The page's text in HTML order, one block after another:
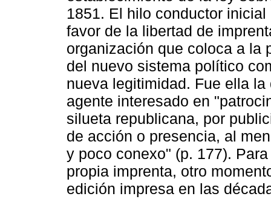
1851. El hilo conductor
favor de la libertad de
organización que coloca a la
del nuevo sistema político
nueva legitimidad. Fue ella
agente interesado en
silueta republicana, por
de acción o presencia, al
y poco conexo" (p. 177).
propia imprenta, otro
edición impresa en las